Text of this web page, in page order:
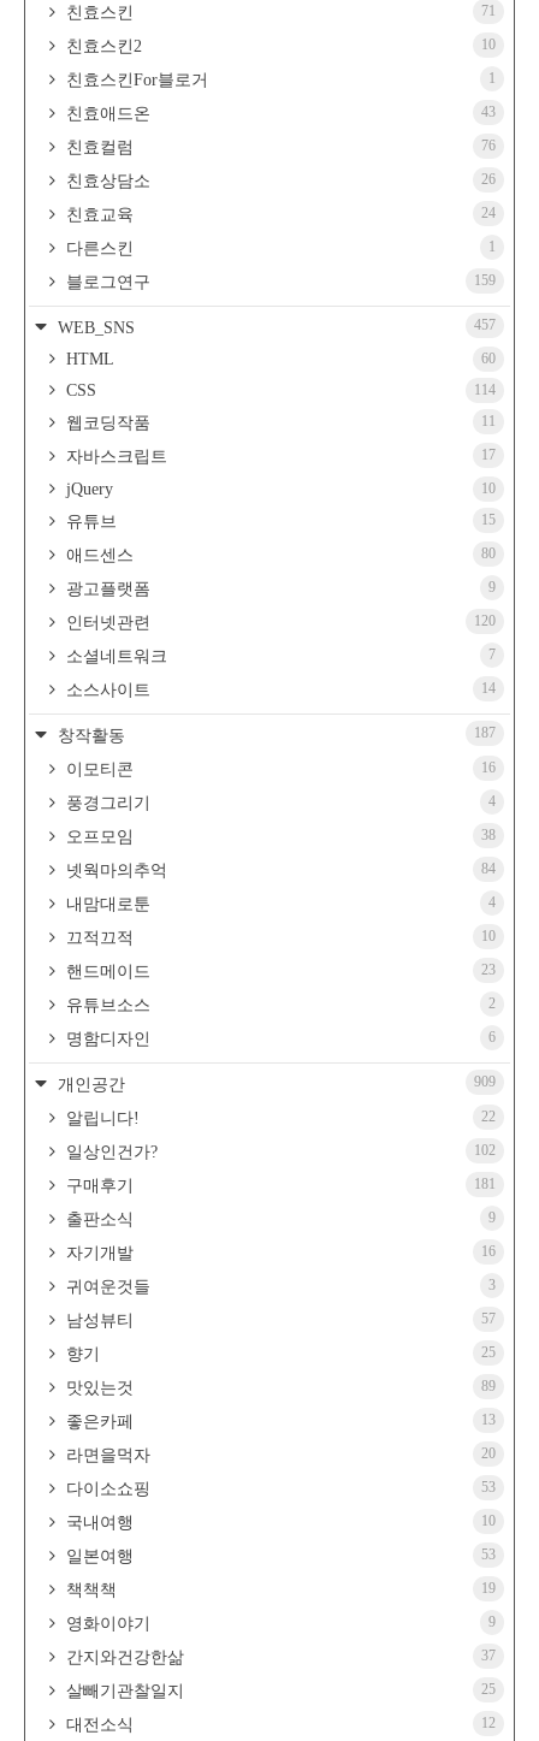
친효스킨 71
친효스킨2 10
친효스킨For블로거 1
친효애드온 43
친효컬럼 76
친효상담소 26
친효교육 24
다른스킨 1
블로그연구 159
WEB_SNS 457
HTML 60
CSS 114
웹코딩작품 11
자바스크립트 17
jQuery 10
유튜브 15
애드센스 80
광고플랫폼 9
인터넷관련 120
소셜네트워크 7
소스사이트 14
창작활동 187
이모티콘 16
풍경그리기 4
오프모임 38
넷웍마의추억 84
내맘대로툰 4
끄적끄적 10
핸드메이드 23
유튜브소스 2
명함디자인 6
개인공간 909
알립니다! 22
일상인건가? 102
구매후기 181
출판소식 9
자기개발 16
귀여운것들 3
남성뷰티 57
향기 25
맛있는것 89
좋은카페 13
라면을먹자 20
다이소쇼핑 53
국내여행 10
일본여행 53
책책책 19
영화이야기 9
간지와건강한삶 37
살빼기관찰일지 25
대전소식 12